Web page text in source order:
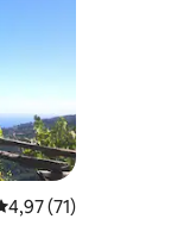
4,97 (71)